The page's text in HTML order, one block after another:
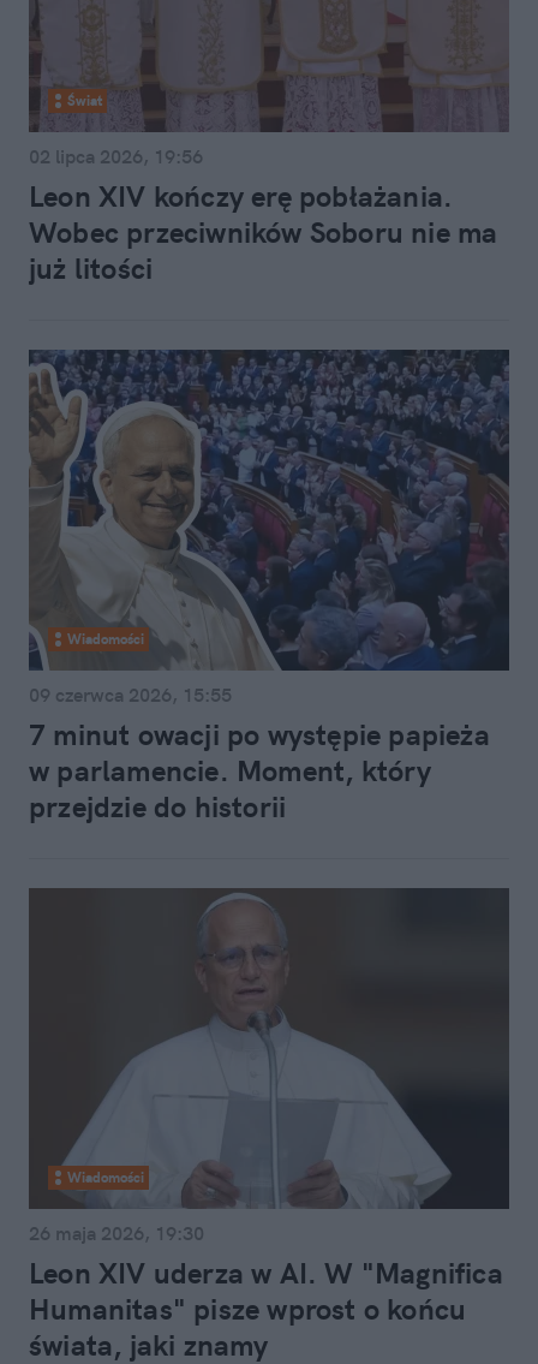
Świat
02 lipca 2026, 19:56
Leon XIV kończy erę pobłażania.
Wobec przeciwników Soboru nie ma
już litości
Wiadomości
09 czerwca 2026, 15:55
7 minut owacji po występie papieża
w parlamencie. Moment, który
przejdzie do historii
Wiadomości
26 maja 2026, 19:30
Leon XIV uderza w AI. W "Magnifica
Humanitas" pisze wprost o końcu
świata, jaki znamy